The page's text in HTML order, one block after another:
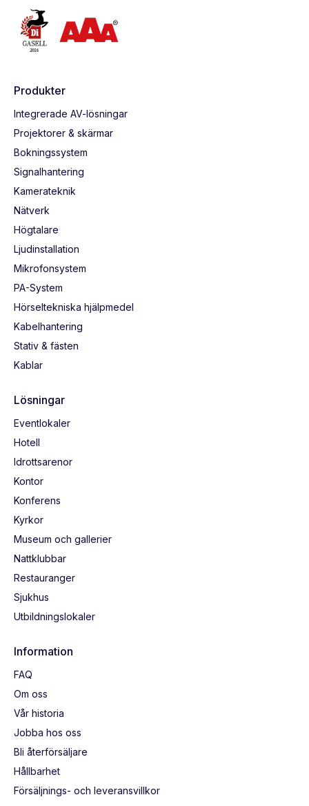
Produkter
Integrerade AV-lösningar
Projektorer & skärmar
Bokningssystem
Signalhantering
Kamerateknik
Nätverk
Högtalare
Ljudinstallation
Mikrofonsystem
PA-System
Hörseltekniska hjälpmedel
Kabelhantering
Stativ & fästen
Kablar
Lösningar
Eventlokaler
Hotell
Idrottsarenor
Kontor
Konferens
Kyrkor
Museum och gallerier
Nattklubbar
Restauranger
Sjukhus
Utbildningslokaler
Information
FAQ
Om oss
Vår historia
Jobba hos oss
Bli återförsäljare
Hållbarhet
Försäljnings- och leveransvillkor